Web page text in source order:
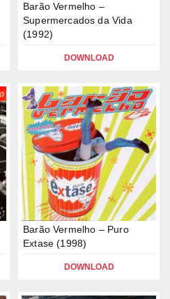
Barão Vermelho –
Supermercados da Vida
(1992)
DOWNLOAD
Barão Vermelho – Puro
Extase (1998)
DOWNLOAD